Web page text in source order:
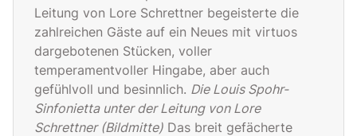
Leitung von Lore Schrettner begeisterte die
zahlreichen Gäste auf ein Neues mit virtuos
dargebotenen Stücken, voller
temperamentvoller Hingabe, aber auch
gefühlvoll und besinnlich. Die Louis Spohr-
Sinfonietta unter der Leitung von Lore
Schrettner (Bildmitte) Das breit gefächerte